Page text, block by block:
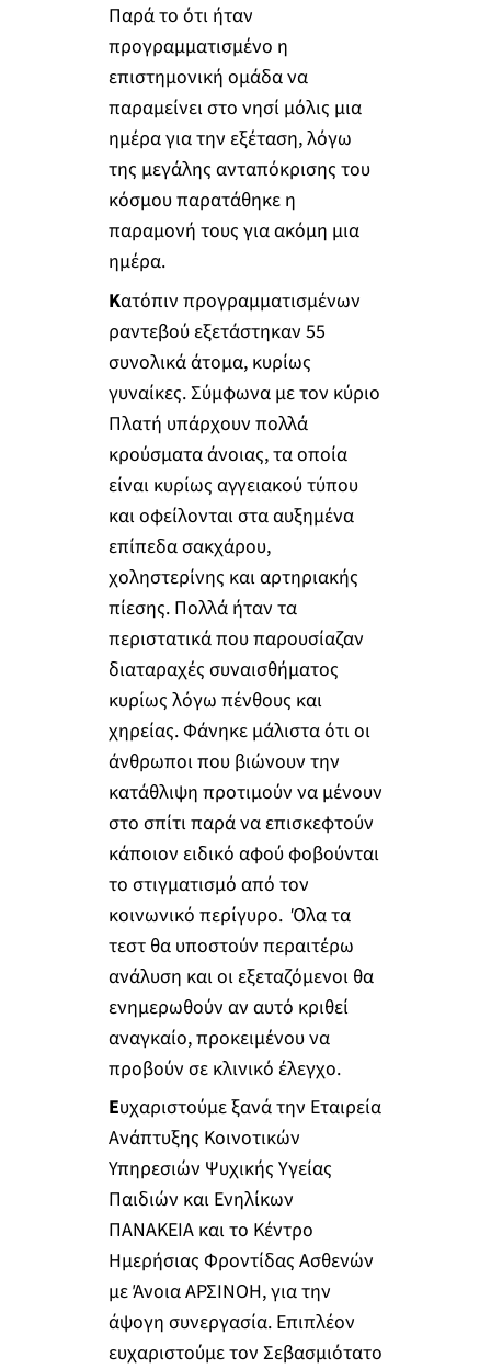
Παρά το ότι ήταν
προγραμματισμένο η
επιστημονική ομάδα να
παραμείνει στο νησί μόλις μια
ημέρα για την εξέταση, λόγω
της μεγάλης ανταπόκρισης του
κόσμου παρατάθηκε η
παραμονή τους για ακόμη μια
ημέρα.
Κατόπιν προγραμματισμένων
ραντεβού εξετάστηκαν 55
συνολικά άτομα, κυρίως
γυναίκες. Σύμφωνα με τον κύριο
Πλατή υπάρχουν πολλά
κρούσματα άνοιας, τα οποία
είναι κυρίως αγγειακού τύπου
και οφείλονται στα αυξημένα
επίπεδα σακχάρου,
χοληστερίνης και αρτηριακής
πίεσης. Πολλά ήταν τα
περιστατικά που παρουσίαζαν
διαταραχές συναισθήματος
κυρίως λόγω πένθους και
χηρείας. Φάνηκε μάλιστα ότι οι
άνθρωποι που βιώνουν την
κατάθλιψη προτιμούν να μένουν
στο σπίτι παρά να επισκεφτούν
κάποιον ειδικό αφού φοβούνται
το στιγματισμό από τον
κοινωνικό περίγυρο. Όλα τα
τεστ θα υποστούν περαιτέρω
ανάλυση και οι εξεταζόμενοι θα
ενημερωθούν αν αυτό κριθεί
αναγκαίο, προκειμένου να
προβούν σε κλινικό έλεγχο.
Ευχαριστούμε ξανά την Εταιρεία
Ανάπτυξης Κοινοτικών
Υπηρεσιών Ψυχικής Υγείας
Παιδιών και Ενηλίκων
ΠΑΝΑΚΕΙΑ και το Κέντρο
Ημερήσιας Φροντίδας Ασθενών
με Άνοια ΑΡΣΙΝΟΗ, για την
άψογη συνεργασία. Επιπλέον
ευχαριστούμε τον Σεβασμιότατο